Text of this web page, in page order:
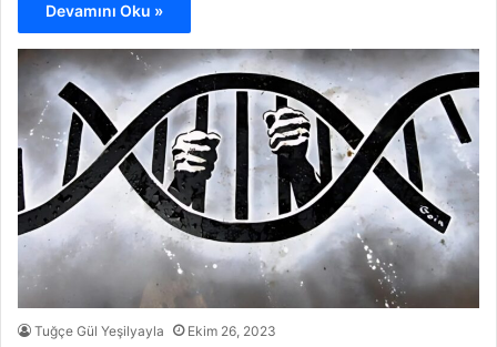
Devamını Oku »
Tuğçe Gül Yeşilyayla Ekim 26, 2023